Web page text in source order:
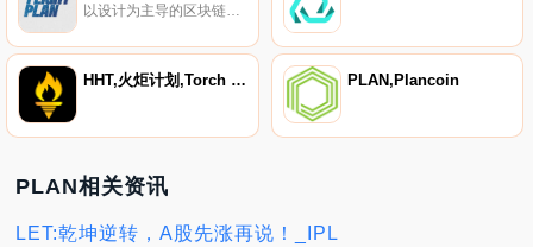
以设计为主导的区块链产品平台。
HHT,火炬计划,Torch Plan PLAN,Plancoin
PLAN相关资讯
LET:乾坤逆转，A股先涨再说！_IPL